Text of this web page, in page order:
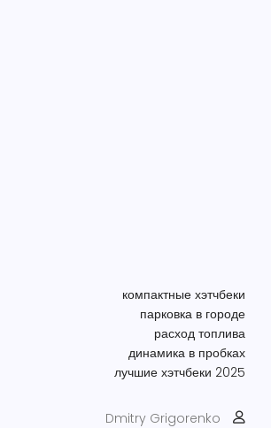
компактные хэтчбеки
парковка в городе
расход топлива
динамика в пробках
лучшие хэтчбеки 2025
Dmitry Grigorenko